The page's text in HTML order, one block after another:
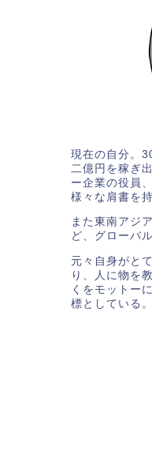
現在の自分。
二億円を稼ぎ
ー企業の役員
様々な肩書を持
また東南アジ
ど、グローバ
元々自身がと
り、人に物を
くをモットー
標としている。